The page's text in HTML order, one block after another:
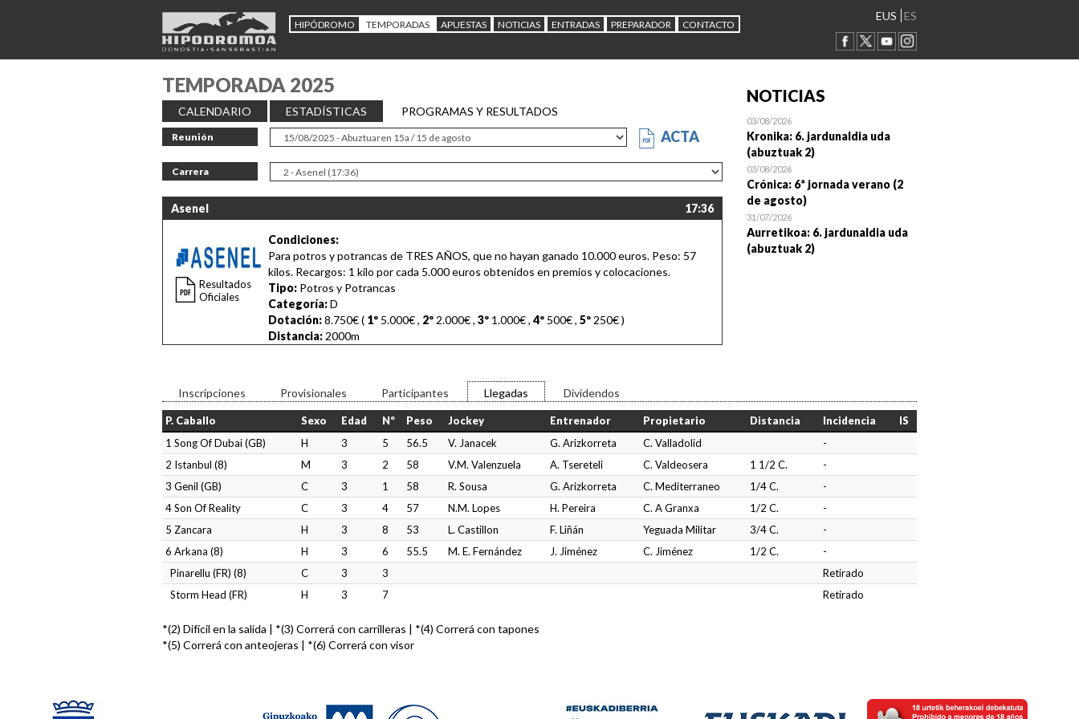
HIPÓDROMO TEMPORADAS APUESTAS NOTICIAS ENTRADAS PREPARADOR CONTACTO
EUS ES
TEMPORADA 2025
CALENDARIO ESTADÍSTICAS PROGRAMAS Y RESULTADOS
Reunión ACTA
Carrera
Asenel 17:36
Resultados
Oficiales
Condiciones:
Para potros y potrancas de TRES AÑOS, que no hayan ganado 10.000 euros. Peso: 57
kilos. Recargos: 1 kilo por cada 5.000 euros obtenidos en premios y colocaciones.
Tipo: Potros y Potrancas
Categoría:D
Dotación:8.750€ ( 1º5.000€, 2º2.000€, 3º1.000€, 4º500€, 5º250€)
Distancia: 2000m
NOTICIAS
03/08/2026
Kronika: 6. jardunaldia uda
(abuztuak 2)
03/08/2026
Crónica: 6ª jornada verano (2
de agosto)
31/07/2026
Aurretikoa: 6. jardunaldia uda
(abuztuak 2)
Inscripciones Provisionales Participantes Llegadas Dividendos
P. Caballo Sexo Edad Nº Peso Jockey Entrenador Propietario Distancia Incidencia
IS
1 Song Of Dubai (GB)
H 3 5 56.5 V. Janacek G. Arizkorreta C. Valladolid
-
2 Istanbul (8)
M 3 2 58 V.M. Valenzuela A. Tsereteli C. Valdeosera 1 1/2 C.
-
3 Genil (GB)
C 3 1 58 R. Sousa G. Arizkorreta C. Mediterraneo 1/4 C.
-
4 Son Of Reality
C 3 4 57 N.M. Lopes H. Pereira C. A Granxa 1/2 C.
-
5 Zancara
H 3 8 53 L. Castillon F. Liñán Yeguada Militar 3/4 C.
-
6 Arkana (8)
H 3 6 55.5 M. E. Fernández J. Jiménez C. Jiménez 1/2 C.
-
Pinarellu (FR) (8)
C 3 3
Retirado
Storm Head (FR)
H 3 7 Retirado
*(2) Difícil en la salida | *(3) Correrá con carrilleras | *(4) Correrá con tapones
*(5) Correrá con anteojeras | *(6) Correrá con visor